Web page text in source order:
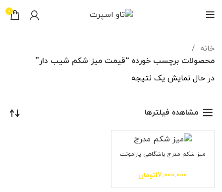
0
خانه
محصولات برچسب خورده “قیمت میز شکم شیب دار”
در حال نمایش یک نتیجه
مشاهده فیلترها
میز شکم مدرج باشگاهی پارامونت
تومان17.000.000